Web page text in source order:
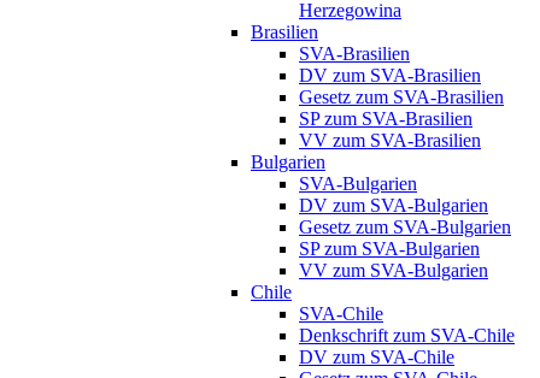
Herzegowina
Brasilien
SVA-Brasilien
DV zum SVA-Brasilien
Gesetz zum SVA-Brasilien
SP zum SVA-Brasilien
VV zum SVA-Brasilien
Bulgarien
SVA-Bulgarien
DV zum SVA-Bulgarien
Gesetz zum SVA-Bulgarien
SP zum SVA-Bulgarien
VV zum SVA-Bulgarien
Chile
SVA-Chile
Denkschrift zum SVA-Chile
DV zum SVA-Chile